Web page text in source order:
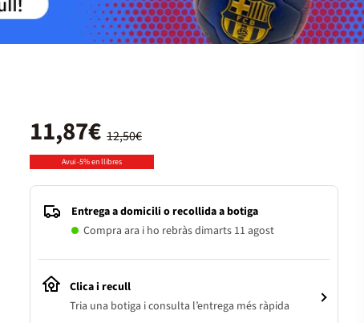
12,50€
11,87€
Avui -5% en llibres
Entrega a domicili o recollida a botiga
Compra ara i ho rebràs dimarts 11 agost
Clica i recull
Tria una botiga i consulta l’entrega més ràpida